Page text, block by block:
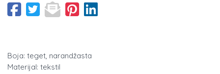
Boja: teget, narandžasta
Materijal: tekstil